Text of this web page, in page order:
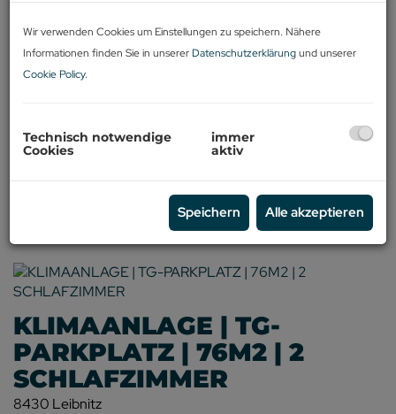
Zimmer
2,5
ca. 102,56 m
1.279,00 €
KLIMAANLAGE | TG-
PARKPLATZ | 76M2 | 2
SCHLAFZIMMER
8430 Leibnitz
Wir verwenden Cookies um Einstellungen zu speichern. Nähere
Informationen finden Sie in unserer Datenschutzerklärungund unserer
Cookie Policy.
Technisch notwendige
Cookies
immer
aktiv
Speichern Alle akzeptieren